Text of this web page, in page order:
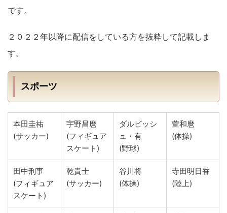
です。
２０２２年以降に配信をしている方を抜粋して記載しま
す。
スポーツ
本田圭祐
(サッカー)
宇野昌麿
(フィギュア
スケート)
ダルビッシ
ュ・有
(野球)
萱和麿
(体操)
田中刑事
(フィギュア
スケート)
乾貴士
(サッカー)
谷川将
(体操)
寺田明日香
(陸上)